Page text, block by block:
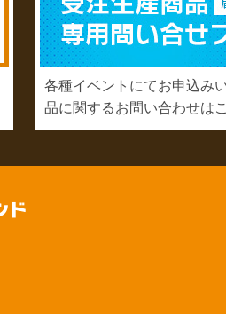
各種イベントにてお申込み
品に関するお問い合わせは